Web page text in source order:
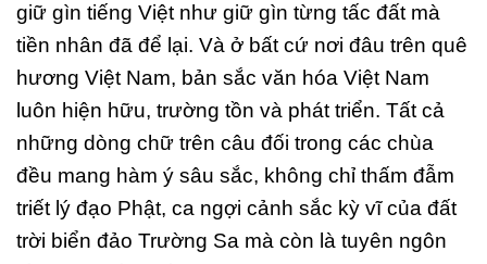
giữ gìn tiếng Việt như giữ gìn từng tấc đất mà
tiền nhân đã để lại. Và ở bất cứ nơi đâu trên quê
hương Việt Nam, bản sắc văn hóa Việt Nam
luôn hiện hữu, trường tồn và phát triển. Tất cả
những dòng chữ trên câu đối trong các chùa
đều mang hàm ý sâu sắc, không chỉ thấm đẫm
triết lý đạo Phật, ca ngợi cảnh sắc kỳ vĩ của đất
trời biển đảo Trường Sa mà còn là tuyên ngôn